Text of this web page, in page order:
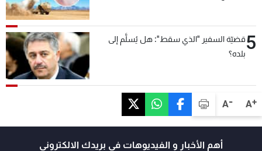
A+
A-
5قضيّة السفير "الذي سقط": هل يُسلَّم إلى
بلده؟
أهم الأخبار و الفيديوهات في بريدك الالكتروني